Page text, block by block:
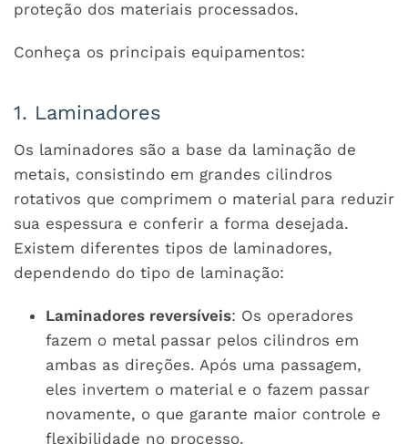
proteção dos materiais processados.
Conheça os principais equipamentos:
1. Laminadores
Os laminadores são a base da laminação de
metais, consistindo em grandes cilindros
rotativos que comprimem o material para reduzir
sua espessura e conferir a forma desejada.
Existem diferentes tipos de laminadores,
dependendo do tipo de laminação:
Laminadores reversíveis: Os operadores
fazem o metal passar pelos cilindros em
ambas as direções. Após uma passagem,
eles invertem o material e o fazem passar
novamente, o que garante maior controle e
flexibilidade no processo.